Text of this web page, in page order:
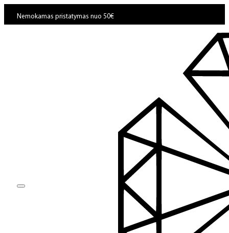
Nemokamas pristatymas nuo 50€